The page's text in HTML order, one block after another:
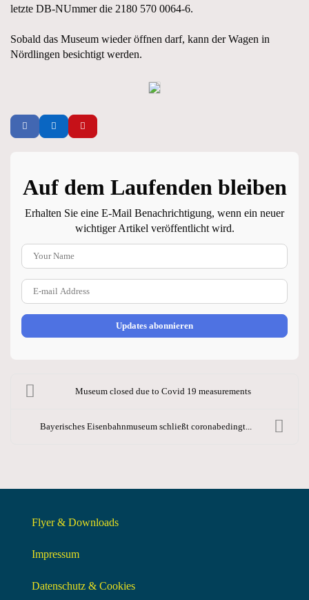
letzte DB-NUmmer die 2180 570 0064-6.
Sobald das Museum wieder öffnen darf, kann der Wagen in
Nördlingen besichtigt werden.
Auf dem Laufenden bleiben
Erhalten Sie eine E-Mail Benachrichtigung, wenn ein neuer
wichtiger Artikel veröffentlicht wird.
Updates abonnieren
Museum closed due to Covid 19 measurements
Bayerisches Eisenbahnmuseum schließt coronabedingt...
Flyer & Downloads
Impressum
Datenschutz & Cookies